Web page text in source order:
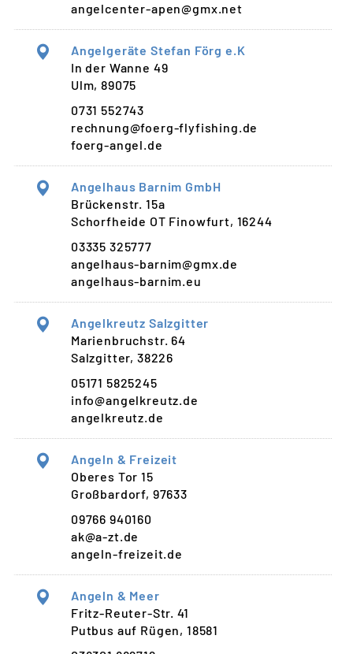
angelcenter-apen@gmx.net
Angelgeräte Stefan Förg e.K
In der Wanne 49
Ulm, 89075
0731 552743
rechnung@foerg-flyfishing.de
foerg-angel.de
Angelhaus Barnim GmbH
Brückenstr. 15a
Schorfheide OT Finowfurt, 16244
03335 325777
angelhaus-barnim@gmx.de
angelhaus-barnim.eu
Angelkreutz Salzgitter
Marienbruchstr. 64
Salzgitter, 38226
05171 5825245
info@angelkreutz.de
angelkreutz.de
Angeln & Freizeit
Oberes Tor 15
Großbardorf, 97633
09766 940160
ak@a-zt.de
angeln-freizeit.de
Angeln & Meer
Fritz-Reuter-Str. 41
Putbus auf Rügen, 18581